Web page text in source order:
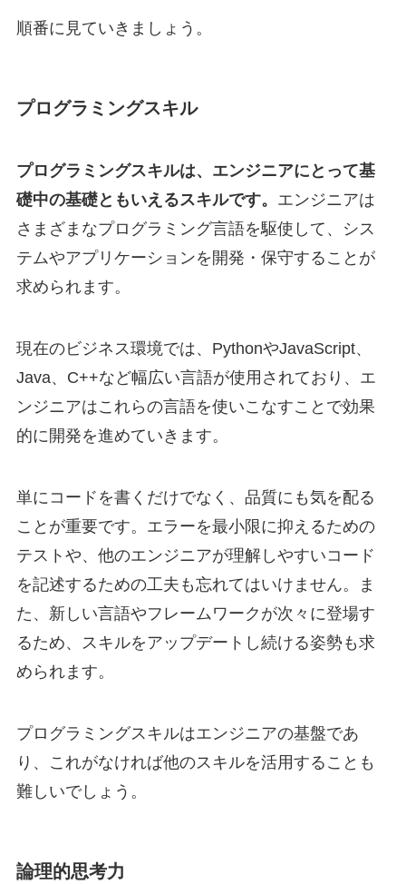
順番に見ていきましょう。
プログラミングスキル
プログラミングスキルは、エンジニアにとって基
礎中の基礎ともいえるスキルです。 エンジニアは
さまざまなプログラミング言語を駆使して、シス
テムやアプリケーションを開発・保守することが
求められます。
現在のビジネス環境では、PythonやJavaScript、
Java、C++など幅広い言語が使用されており、エ
ンジニアはこれらの言語を使いこなすことで効果
的に開発を進めていきます。
単にコードを書くだけでなく、品質にも気を配る
ことが重要です。エラーを最小限に抑えるための
テストや、他のエンジニアが理解しやすいコード
を記述するための工夫も忘れてはいけません。ま
た、新しい言語やフレームワークが次々に登場す
るため、スキルをアップデートし続ける姿勢も求
められます。
プログラミングスキルはエンジニアの基盤であ
り、これがなければ他のスキルを活用することも
難しいでしょう。
論理的思考力